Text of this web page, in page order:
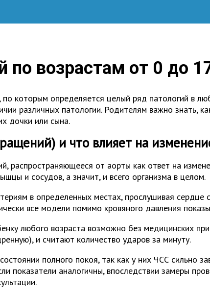
по возрастам от 0 до
которым определяется целый ряд патологий в
различных патологии. Родителям важно знать,
дочки или сына.
и что влияет на
распространяющееся от аорты как ответ на
и сосудов, а значит, и всего организма в целом.
в определенных местах, прослушивая
все модели помимо кровяного давления
любого возраста возможно без медицинских
и считают количество ударов за минуту.
полного покоя, так как у них ЧСС сильно
показатели аналогичны, впоследствии замеры